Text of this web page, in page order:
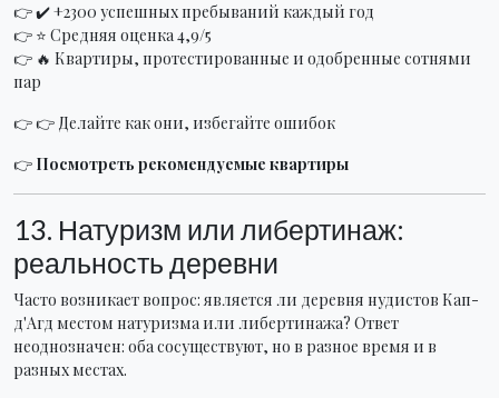
👉 ✔️ +2300 успешных пребываний каждый год
👉 ⭐ Средняя оценка 4,9/5
👉 🔥 Квартиры, протестированные и одобренные сотнями
пар
👉 👉 Делайте как они, избегайте ошибок
👉 Посмотреть рекомендуемые квартиры
13. Натуризм или либертинаж:
реальность деревни
Часто возникает вопрос: является ли деревня нудистов Кап-
д'Агд местом натуризма или либертинажа? Ответ
неоднозначен: оба сосуществуют, но в разное время и в
разных местах.